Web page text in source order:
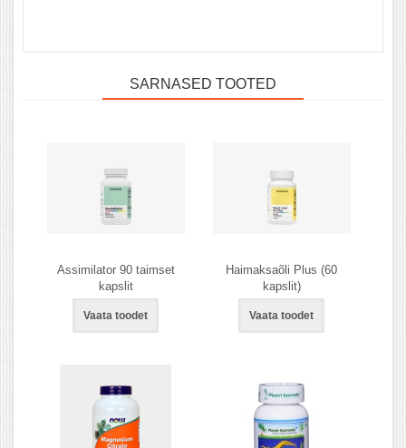
SARNASED TOOTED
Assimilator 90 taimset
kapslit
Vaata toodet
Haimaksaõli Plus (60
kapslit)
Vaata toodet